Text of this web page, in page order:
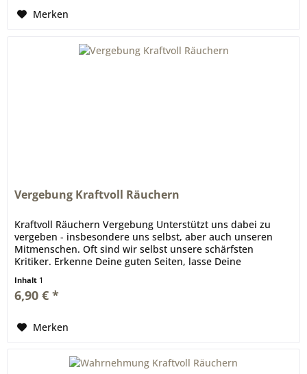
Merken
Vergebung Kraftvoll Räuchern
Kraftvoll Räuchern Vergebung Unterstützt uns dabei zu
vergeben - insbesondere uns selbst, aber auch unseren
Mitmenschen. Oft sind wir selbst unsere schärfsten
Kritiker. Erkenne Deine guten Seiten, lasse Deine
Inhalt 1
6,90 € *
Merken